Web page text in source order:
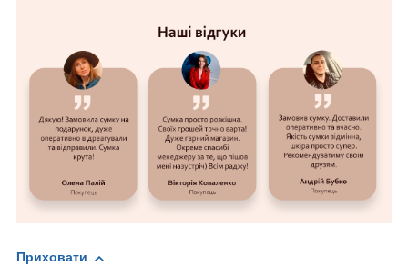
Приховати